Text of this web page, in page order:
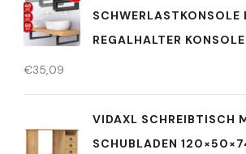
SCHWERLASTKONSOLE
REGALHALTER
€35,09
VIDAXL SCHREIBTISCH
SCHUBLADEN